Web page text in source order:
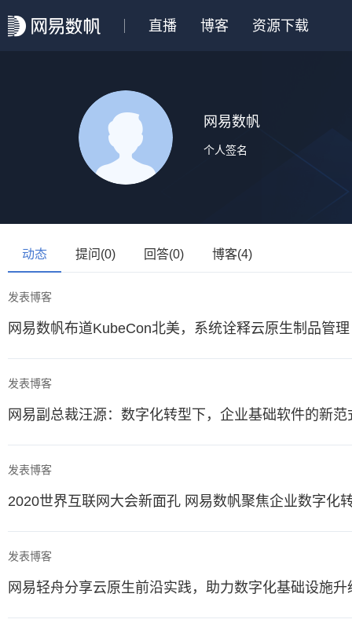
直播 博客 资源下载
网易数帆
个人签名
动态 提问(0) 回答(0) 博客(4)
发表博客
网易数帆布道KubeCon北美，系统诠释云原生制品管理
发表博客
网易副总裁汪源：数字化转型下，企业基础软件的新范
发表博客
2020世界互联网大会新面孔 网易数帆聚焦企业数字化
发表博客
网易轻舟分享云原生前沿实践，助力数字化基础设施升